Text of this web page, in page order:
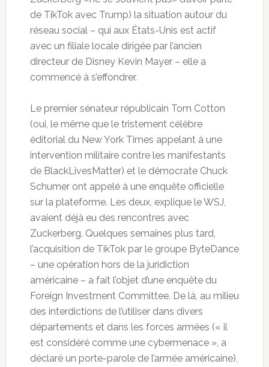
de TikTok avec Trump) la situation autour du
réseau social – qui aux États-Unis est actif
avec un filiale locale dirigée par l’ancien
directeur de Disney Kevin Mayer – elle a
commencé à s’effondrer.
Le premier sénateur républicain Tom Cotton
(oui, le même que le tristement célèbre
éditorial du New York Times appelant à une
intervention militaire contre les manifestants
de BlackLivesMatter) et le démocrate Chuck
Schumer ont appelé à une enquête officielle
sur la plateforme. Les deux, explique le WSJ,
avaient déjà eu des rencontres avec
Zuckerberg. Quelques semaines plus tard,
l’acquisition de TikTok par le groupe ByteDance
– une opération hors de la juridiction
américaine – a fait l’objet d’une enquête du
Foreign Investment Committee. De là, au milieu
des interdictions de l’utiliser dans divers
départements et dans les forces armées (« il
est considéré comme une cybermenace », a
déclaré un porte-parole de l’armée américaine),